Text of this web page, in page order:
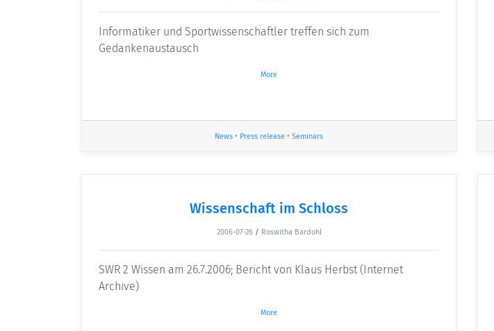
Informatiker und Sportwissenschaftler treffen sich zum
Gedankenaustausch
More
News • Press release • Seminars
Wissenschaft im Schloss
2006-07-26 / Roswitha Bardohl
SWR 2 Wissen am 26.7.2006; Bericht von Klaus Herbst (Internet
Archive)
More